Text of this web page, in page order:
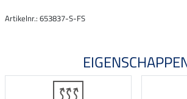
Artikelnr.: 653837-S-FS